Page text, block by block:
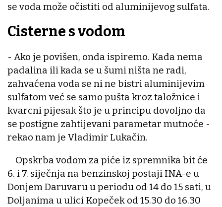
se voda može očistiti od aluminijevog sulfata.
Cisterne s vodom
- Ako je povišen, onda ispiremo. Kada nema
padalina ili kada se u šumi ništa ne radi,
zahvaćena voda se ni ne bistri aluminijevim
sulfatom već se samo pušta kroz taložnice i
kvarcni pijesak što je u principu dovoljno da
se postigne zahtijevani parametar mutnoće -
rekao nam je Vladimir Lukačin.
Opskrba vodom za piće iz spremnika bit će
6. i 7. siječnja na benzinskoj postaji INA-e u
Donjem Daruvaru u periodu od 14 do 15 sati, u
Doljanima u ulici Kopeček od 15.30 do 16.30